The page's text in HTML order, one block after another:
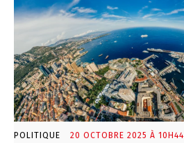
POLITIQUE 20 OCTOBRE 2025 À 10H44